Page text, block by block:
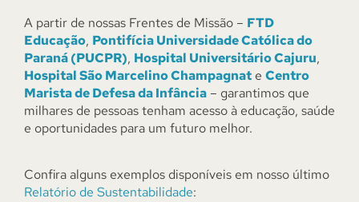
A partir de nossas Frentes de Missão – FTD
Educação, Pontifícia Universidade Católica do
Paraná (PUCPR), Hospital Universitário Cajuru,
Hospital São Marcelino Champagnat e Centro
Marista de Defesa da Infância – garantimos que
milhares de pessoas tenham acesso à educação, saúde
e oportunidades para um futuro melhor.
Confira alguns exemplos disponíveis em nosso último
Relatório de Sustentabilidade: